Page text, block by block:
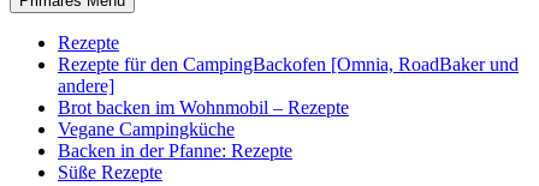
Rezepte
Rezepte für den CampingBackofen [Omnia, RoadBaker und
andere]
Brot backen im Wohnmobil – Rezepte
Vegane Campingküche
Backen in der Pfanne: Rezepte
Süße Rezepte